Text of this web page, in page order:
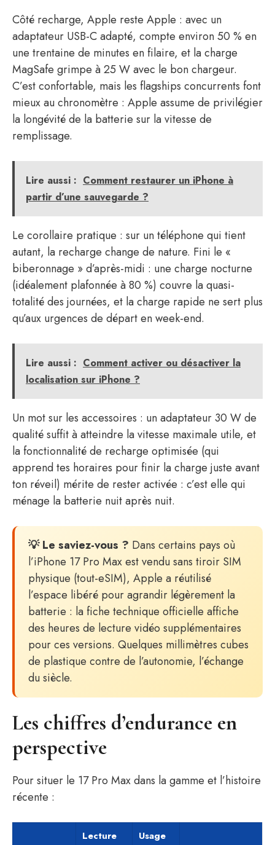
Côté recharge, Apple reste Apple : avec un
adaptateur USB-C adapté, compte environ 50 % en
une trentaine de minutes en filaire, et la charge
MagSafe grimpe à 25 W avec le bon chargeur.
C’est confortable, mais les flagships concurrents font
mieux au chronomètre : Apple assume de privilégier
la longévité de la batterie sur la vitesse de
remplissage.
Lire aussi : Comment restaurer un iPhone à
partir d’une sauvegarde ?
Le corollaire pratique : sur un téléphone qui tient
autant, la recharge change de nature. Fini le «
biberonnage » d’après-midi : une charge nocturne
(idéalement plafonnée à 80 %) couvre la quasi-
totalité des journées, et la charge rapide ne sert plus
qu’aux urgences de départ en week-end.
Lire aussi : Comment activer ou désactiver la
localisation sur iPhone ?
Un mot sur les accessoires : un adaptateur 30 W de
qualité suffit à atteindre la vitesse maximale utile, et
la fonctionnalité de recharge optimisée (qui
apprend tes horaires pour finir la charge juste avant
ton réveil) mérite de rester activée : c’est elle qui
ménage la batterie nuit après nuit.
💡 Le saviez-vous ? Dans certains pays où
l’iPhone 17 Pro Max est vendu sans tiroir SIM
physique (tout-eSIM), Apple a réutilisé
l’espace libéré pour agrandir légèrement la
batterie : la fiche technique officielle affiche
des heures de lecture vidéo supplémentaires
pour ces versions. Quelques millimètres cubes
de plastique contre de l’autonomie, l’échange
du siècle.
Les chiffres d’endurance en
perspective
Pour situer le 17 Pro Max dans la gamme et l’histoire
récente :
Lecture
Usage